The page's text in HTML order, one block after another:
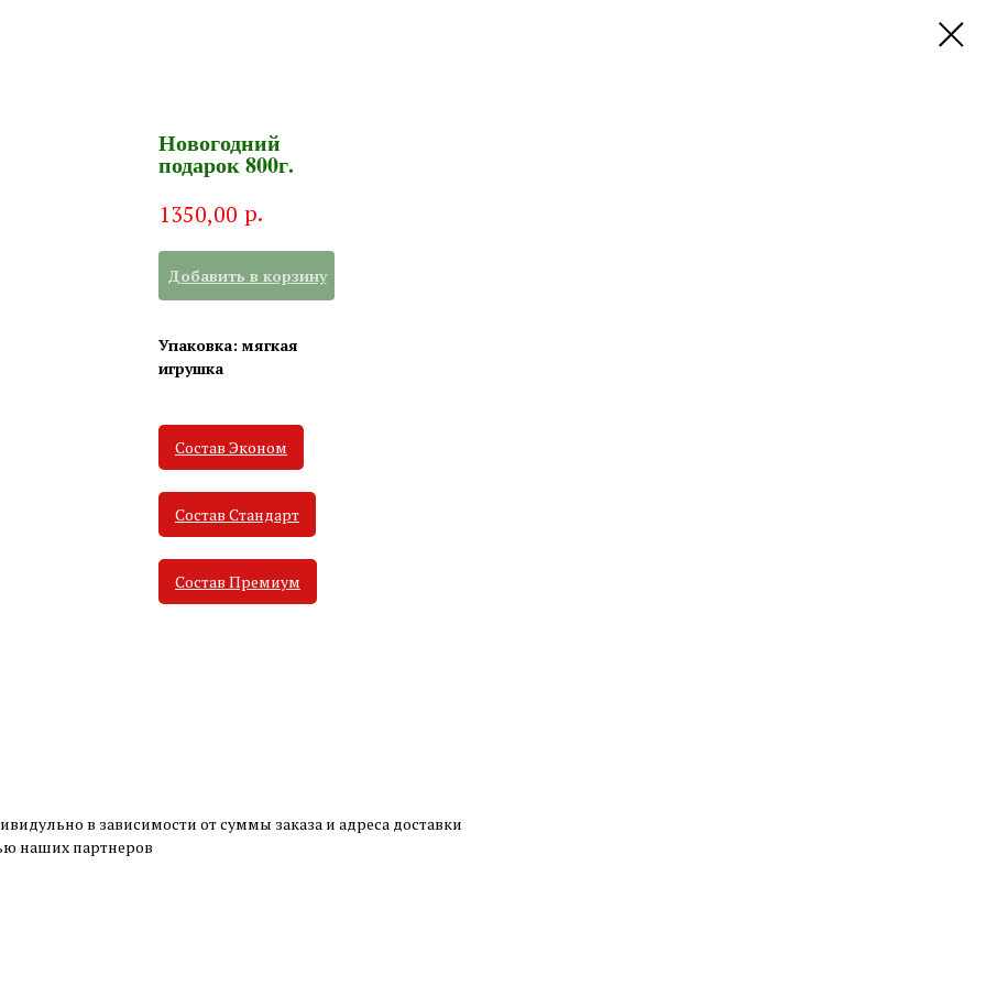
Новогодний
подарок 800г.
1350,00 р.
Добавить в корзину
Упаковка: мягкая
игрушка
Состав Эконом
Состав Стандарт
Состав Премиум
в зависимости от суммы заказа и адреса доставки
наших партнеров